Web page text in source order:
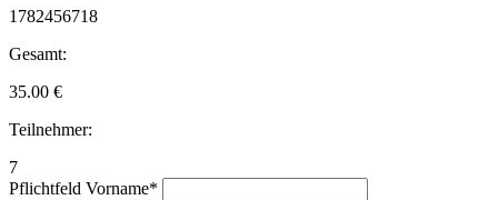
1782456718
Gesamt:
35.00 €
Teilnehmer:
7
Pflichtfeld Vorname*